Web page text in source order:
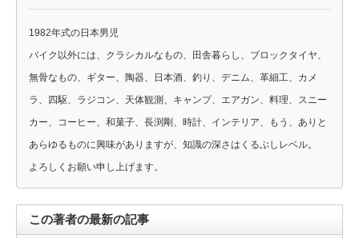
1982年式の日本男児
バイク以外には、クラシカルなもの、田舎暮らし、ブロックタイヤ、
無骨なもの、ギター、陶器、日本酒、釣り、デニム、革細工、カメ
ラ、四駆、ラジコン、天体観測、キャンプ、エアガン、料理、スニー
カー、コーヒー、和菓子、長渕剛、時計、インテリア、もう、ありと
あらゆるものに興味がありますが、知識の深さはくるぶしレベル。
よろしくお願い申し上げます。
この著者の最新の記事